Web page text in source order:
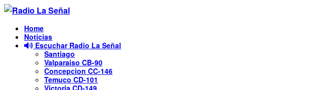
Skip to the content
Home
Noticias
Escuchar Radio La Señal
Santiago
Valparaiso CB-90
Concepcion CC-146
Temuco CD-101
Victoria CD-149